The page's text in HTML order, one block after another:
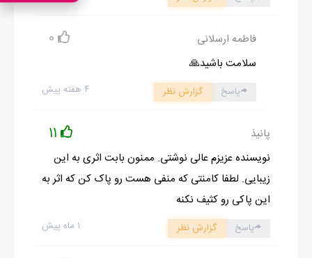
فاطمه ارسلانی 0
سلامت باشید🙏
۴ هفته پیش پاسخ گزارش نظر
پانیذ 11
نویسنده عزیزم عالی نوشتی. ممنون بابت اثری به این
زیبایی. لطفا کامنتی که منفی هست رو پاک کن که اثر به
این پاکی رو کثیف نکنه
۱ ماه پیش پاسخ گزارش نظر